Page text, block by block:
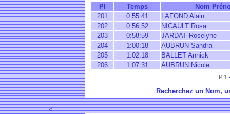
Pl
Temps
Nom
201
0:55:41
LAFOND Alain
202
0:56:52
NICAULT Rosa
203
0:58:59
JARDAT Roselyne
204
1:00:18
AUBRUN Sandra
205
1:02:18
BALLET Annick
206
1:07:31 AUBRUN Nicole
P 1
Recherchez un Nom,
<